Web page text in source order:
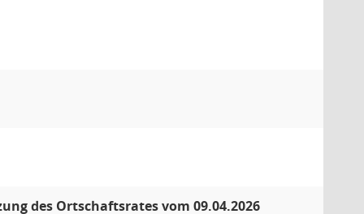
des Ortschaftsrates vom 09.04.2026